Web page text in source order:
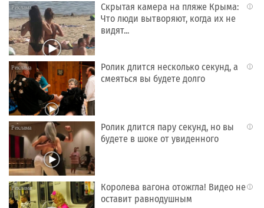
i
Скрытая камера на пляже Крыма:
Что люди вытворяют, когда их не
видят...
i
Ролик длится несколько секунд, а
смеяться вы будете долго
i
Ролик длится пару секунд, но вы
будете в шоке от увиденного
i
Королева вагона отожгла! Видео не
оставит равнодушным